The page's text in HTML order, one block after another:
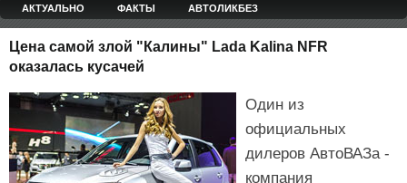
АКТУАЛЬНО ФАКТЫ АВТОЛИКБЕЗ
Цена самой злой "Калины" Lada Kalina NFR
оказалась кусачей
Один из
официальных
дилеров АвтоВАЗа -
компания